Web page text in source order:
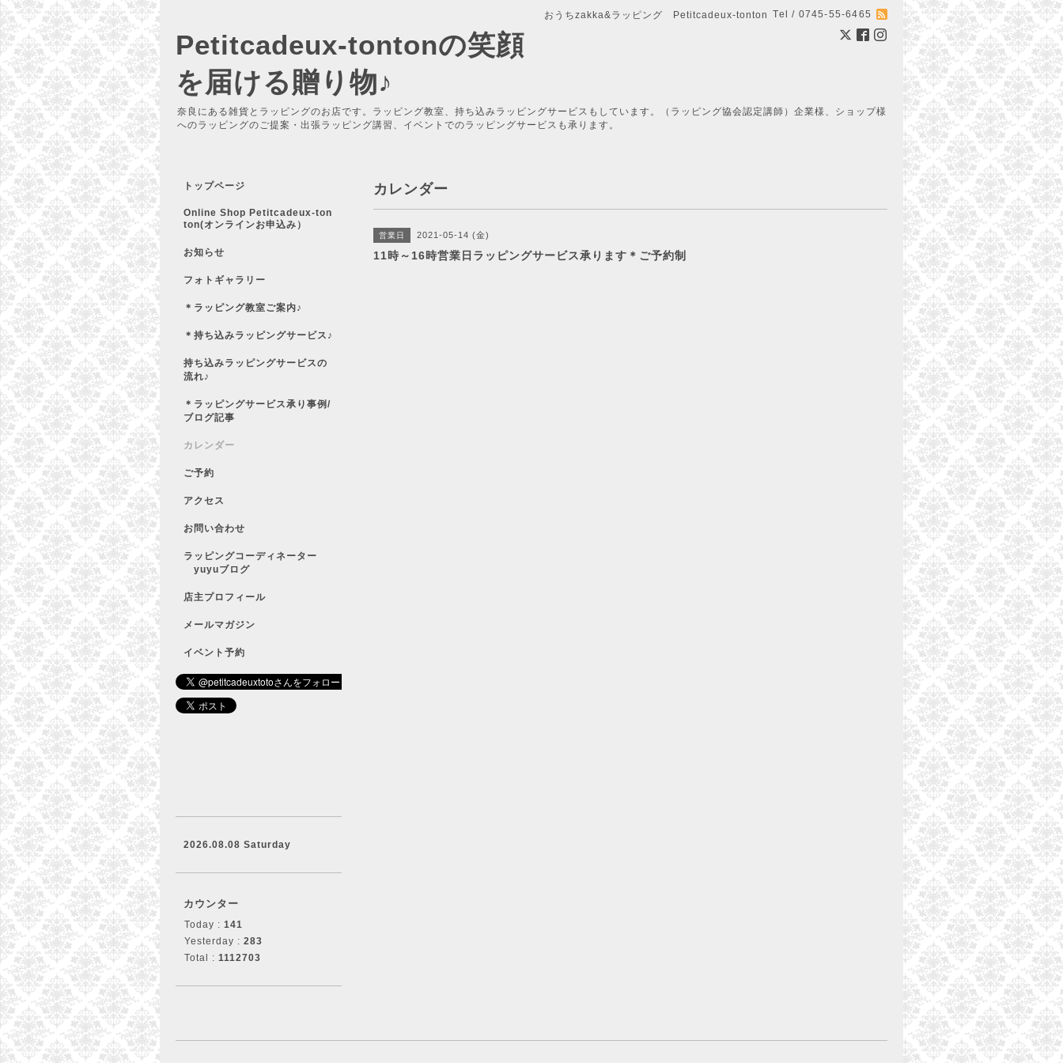
おうちzakka&ラッピング Petitcadeux-tonton Tel / 0745-55-6465
Petitcadeux-tontonの笑顔
を届ける贈り物♪
奈良にある雑貨とラッピングのお店です。ラッピング教室、持ち込みラッピングサービスもしています。（ラッピング協会認定講師）企業様、ショップ様
へのラッピングのご提案・出張ラッピング講習、イベントでのラッピングサービスも承ります。
カレンダー
営業日 2021-05-14 (金)
11時～16時営業日ラッピングサービス承ります＊ご予約制
トップページ
Online Shop Petitcadeux-ton
ton(オンラインお申込み）
お知らせ
フォトギャラリー
＊ラッピング教室ご案内♪
＊持ち込みラッピングサービス♪
持ち込みラッピングサービスの
流れ♪
＊ラッピングサービス承り事例/
ブログ記事
カレンダー
ご予約
アクセス
お問い合わせ
ラッピングコーディネーター
yuyuブログ
店主プロフィール
メールマガジン
イベント予約
2026.08.08 Saturday
カウンター
Today : 141
Yesterday : 283
Total : 1112703